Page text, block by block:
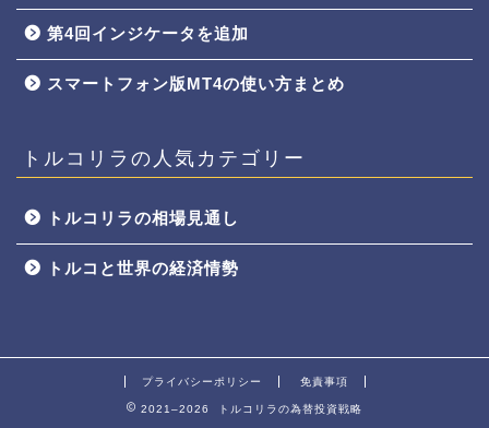
第4回インジケータを追加
スマートフォン版MT4の使い方まとめ
トルコリラの人気カテゴリー
トルコリラの相場見通し
トルコと世界の経済情勢
プライバシーポリシー 免責事項
2021–2026 トルコリラの為替投資戦略